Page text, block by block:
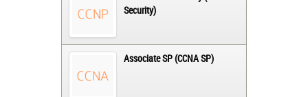
Security)
Associate SP (CCNA SP)